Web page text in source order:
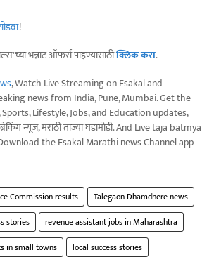
!
भन्नाट ऑफर्स पाहण्यासाठीक्लिक करा.
, Watch Live Streaming on Esakal and
news from India, Pune, Mumbai. Get the
Lifestyle, Jobs, and Education updates,
ब्रेकिंग न्यूज, मराठी ताज्या घडामोडी. And Live taja batmya
the Esakal Marathi news Channel app
Commission results
Talegaon Dhamdhere news
stories
revenue assistant jobs in Maharashtra
in small towns
local success stories